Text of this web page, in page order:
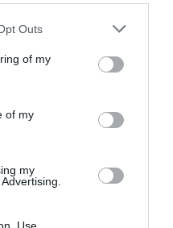
uses one or more Google
You may click to
its third-party tags to
purposes in below Google
Outs
of my
of my
my